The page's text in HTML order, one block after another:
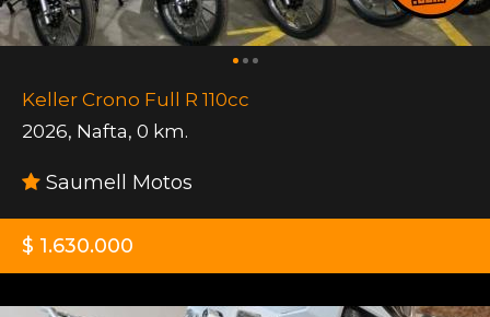
Keller Crono Full R 110cc
2026, Nafta, 0 km.
Saumell Motos
$ 1.630.000